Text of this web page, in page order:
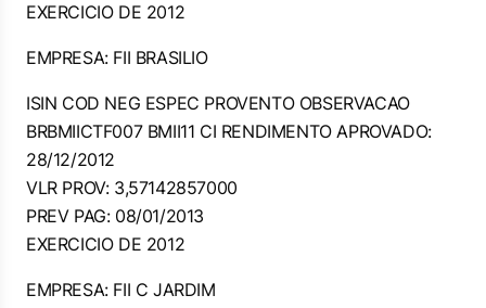
EXERCICIO DE 2012
EMPRESA: FII BRASILIO
ISIN COD NEG ESPEC PROVENTO OBSERVACAO
BRBMIICTF007 BMII11 CI RENDIMENTO APROVADO:
28/12/2012
VLR PROV: 3,57142857000
PREV PAG: 08/01/2013
EXERCICIO DE 2012
EMPRESA: FII C JARDIM